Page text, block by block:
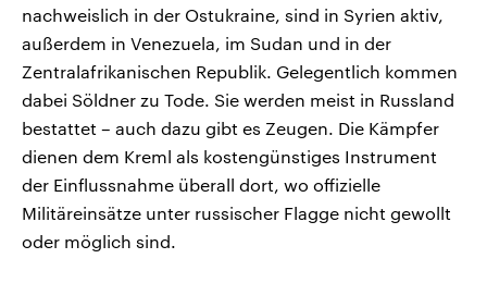
nachweislich in der Ostukraine, sind in Syrien aktiv,
außerdem in Venezuela, im Sudan und in der
Zentralafrikanischen Republik. Gelegentlich kommen
dabei Söldner zu Tode. Sie werden meist in Russland
bestattet – auch dazu gibt es Zeugen. Die Kämpfer
dienen dem Kreml als kostengünstiges Instrument
der Einflussnahme überall dort, wo offizielle
Militäreinsätze unter russischer Flagge nicht gewollt
oder möglich sind.